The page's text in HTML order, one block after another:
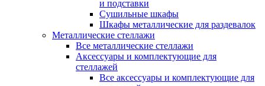
и подставки
Сушильные шкафы
Шкафы металлические для раздевалок
Металлические стеллажи
Все металлические стеллажи
Аксессуары и комплектующие для
стеллажей
Все аксессуары и комплектующие для